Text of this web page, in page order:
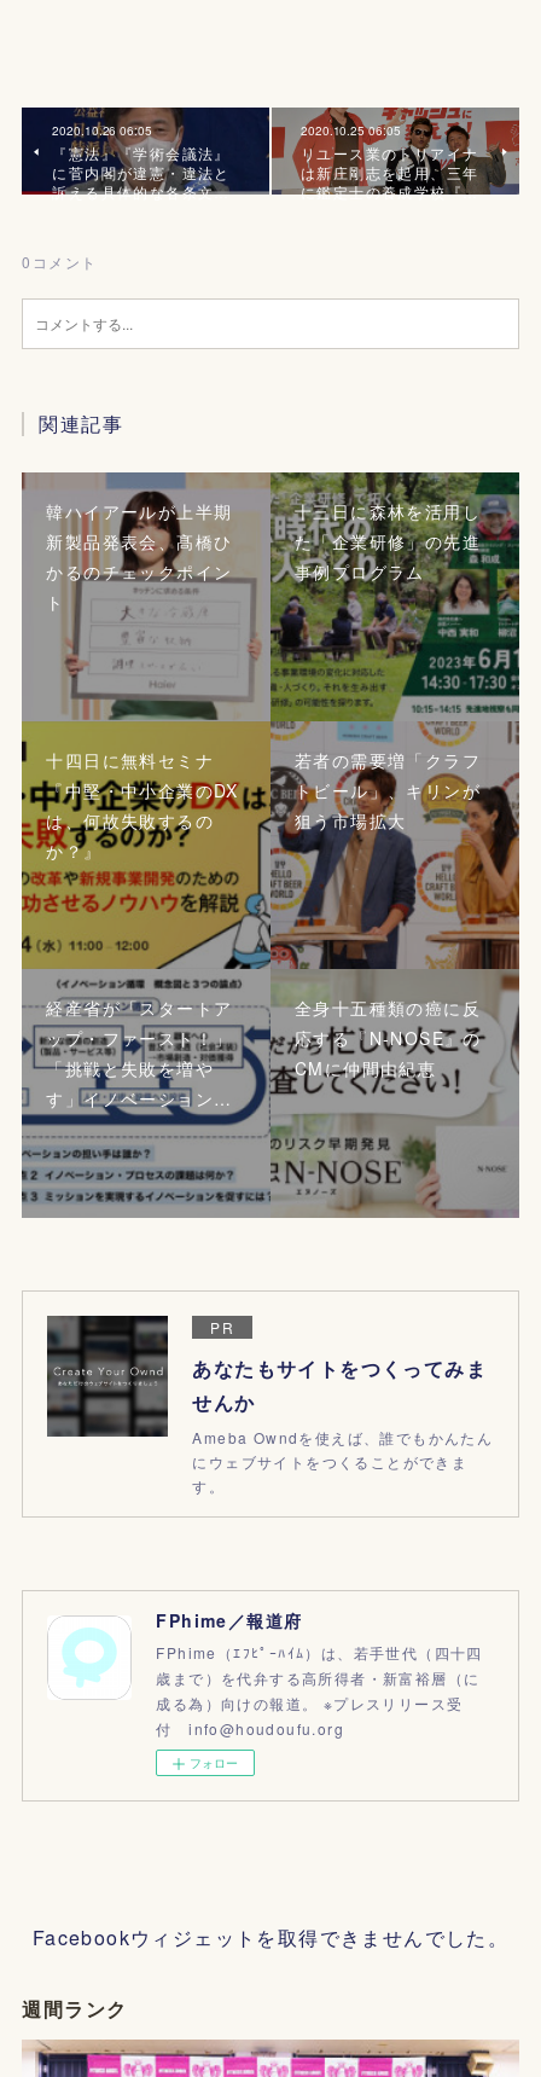
2020.10.26 06:05
『憲法』『学術会議法』
に菅内閣が違憲・違法と
訴える具体的な各条文…
2020.10.25 06:05
リユース業のトリアイナ
は新庄剛志を起用、三年
に鑑定士の養成学校『…
0 コメント
関連記事
韓ハイアールが上半期
新製品発表会、髙橋ひ
かるのチェックポイン
ト
十三日に森林を活用し
た「企業研修」の先進
事例プログラム
十四日に無料セミナ
『中堅・中小企業のDX
は、何故失敗するの
か？』
若者の需要増「クラフ
トビール」、キリンが
狙う市場拡大
経産省が「スタートア
ップ・ファースト！」
「挑戦と失敗を増や
す」イノベーション…
全身十五種類の癌に反
応する『N-NOSE』の
CMに仲間由紀恵
PR
あなたもサイトをつくってみま
せんか
Ameba Owndを使えば、誰でもかんたん
にウェブサイトをつくることができま
す。
FPhime／報道府
FPhime（ｴﾌﾋﾟｰﾊｲﾑ）は、若手世代（四十四
歳まで）を代弁する高所得者・新富裕層（に
成る為）向けの報道。 ※プレスリリース受
付 info@houdoufu.org
フォロー
Facebookウィジェットを取得できませんでした。
週間ランク